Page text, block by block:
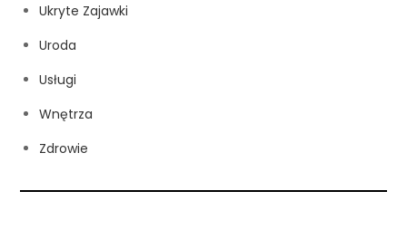
Ukryte Zajawki
Uroda
Usługi
Wnętrza
Zdrowie